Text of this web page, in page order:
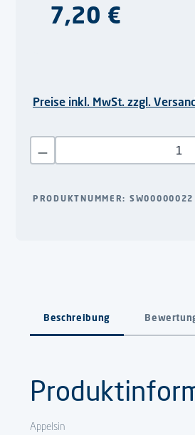
Regulärer Preis:
7,20 €
Preise inkl. MwSt. zzgl.
Produkt Anzahl: Gib den
PRODUKTNUMMER: SW00000022
Beschreibung
Appelsin